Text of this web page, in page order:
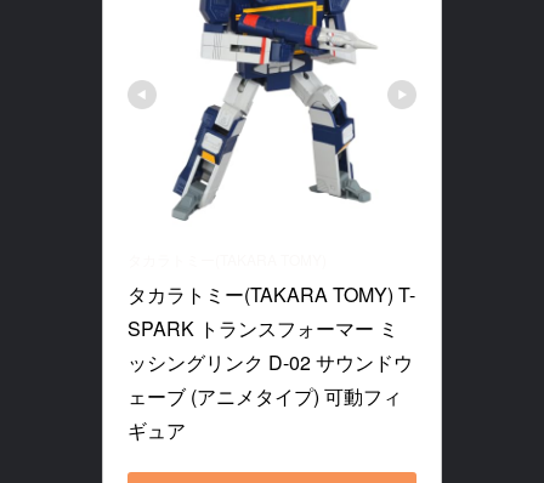
タカラトミー(TAKARA TOMY) T-
SPARK トランスフォーマー ミ
ッシングリンク D-02 サウンドウ
ェーブ (アニメタイプ) 可動フィ
ギュア